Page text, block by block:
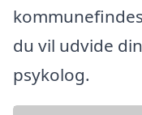
du vil udvide
psykolog.